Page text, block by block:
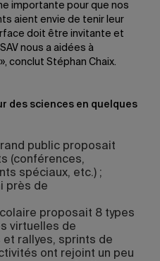
importante pour que nos
aient envie de tenir leur
doit être invitante et
nous a aidées à
conclut Stéphan Chaix.
des sciences en quelques
public proposait
(conférences,
spéciaux, etc.) ;
près de
proposait 8 types
virtuelles de
rallyes, sprints de
ont rejoint un peu